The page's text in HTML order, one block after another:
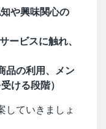
や興味関心の
ービスに触れ、
品の利用、メン
ける段階）
していきましょ